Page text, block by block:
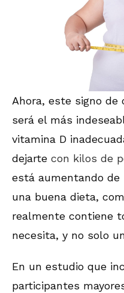
Ahora, este signo de
será el más
vitamina D
dejarte con kilos de
está aumentando de
una buena dieta,
realmente contiene
necesita, y no solo
En un estudio que
participantes